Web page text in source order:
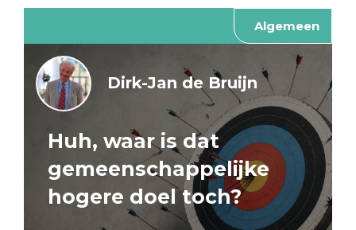
Algemeen
Dirk-Jan de Bruijn
Huh, waar is dat
gemeenschappelijke
hogere doel toch?